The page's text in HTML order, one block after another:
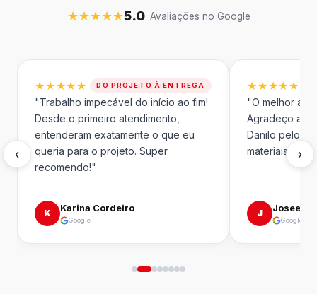
★★★★★5.0· Avaliações no Google
★★★★★ DO PROJETO À ENTREGA
"Trabalho impecável do início ao fim!
Desde o primeiro atendimento,
entenderam exatamente o que eu
queria para o projeto. Super
recomendo!"
K Karina Cordeiro
Google
★★★★★
"O melhor
Agradeço ao
Danilo pelo
materiais são
J
Google
‹ ›